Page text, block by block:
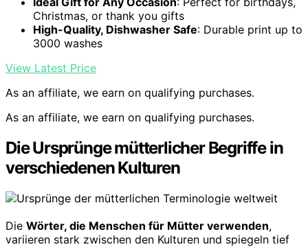
Christmas, or thank you gifts
High-Quality, Dishwasher Safe: Durable print up to
3000 washes
View Latest Price
As an affiliate, we earn on qualifying purchases.
As an affiliate, we earn on qualifying purchases.
Die Ursprünge mütterlicher Begriffe in
verschiedenen Kulturen
Die Wörter, die Menschen für Mütter verwenden,
variieren stark zwischen den Kulturen und spiegeln tief